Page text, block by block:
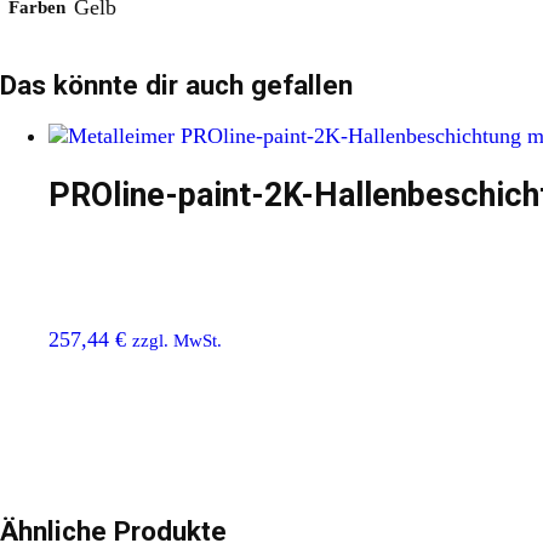
Farben Gelb
Das könnte dir auch gefallen
PROline-paint-2K-
257,44 € zzgl. MwSt.
Ähnliche Produkte